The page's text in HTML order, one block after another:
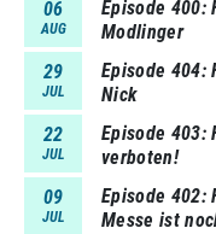
06
AUG
Episode 400
Modlinger
29
JUL
Episode 404
Nick
22
JUL
Episode 403
verboten!
09
JUL
Episode 402
Messe ist